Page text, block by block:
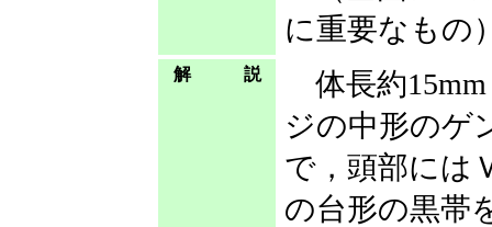
に重要なもの
解 説
体長約
ジの中形のゲ
で，頭部には
の台形の黒帯